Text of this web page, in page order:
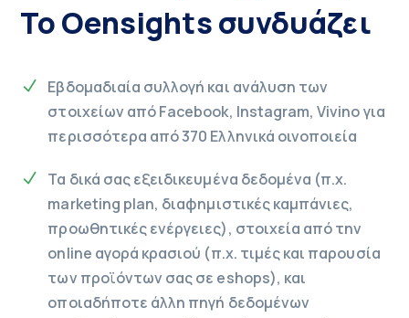
Το Oensights συνδυάζει
Εβδομαδιαία συλλογή και ανάλυση των
στοιχείων από Facebook, Instagram, Vivino για
περισσότερα από 370 Ελληνικά οινοποιεία
Τα δικά σας εξειδικευμένα δεδομένα (π.χ.
marketing plan, διαφημιστικές καμπάνιες,
προωθητικές ενέργειες), στοιχεία από την
online αγορά κρασιού (π.χ. τιμές και παρουσία
των προϊόντων σας σε eshops), και
οποιαδήποτε άλλη πηγή δεδομένων